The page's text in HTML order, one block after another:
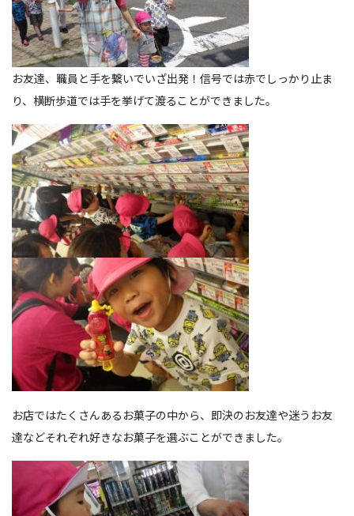
お友達、職員と手を繋いでいざ出発！信号では赤でしっかり止ま
り、横断歩道では手を挙げて渡ることができました。
お店ではたくさんあるお菓子の中から、即決のお友達や迷うお友
達などそれぞれ好きなお菓子を選ぶことができました。